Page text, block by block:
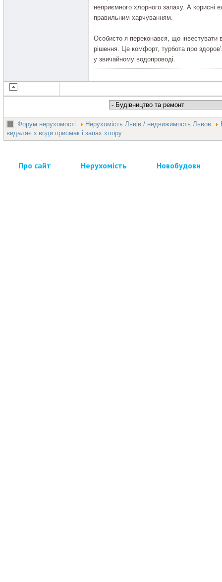
неприємного хлорного запаху. А
правильним харчуванням.
Особисто я переконався, що
рішення. Це комфорт, турбота про
у звичайному водопроводі.
Форум нерухомості Нерухомість Львів / недвижимость Львов
видаляє з води присмак і запах хлору
Про сайт Нерухомість Новобудови